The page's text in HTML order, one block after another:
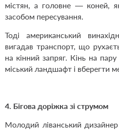
містян, а головне — коней,
засобом пересування.
Тоді американський
вигадав транспорт, що
на кінний запряг. Кінь на
міський ландшафт і вберегти
4. Бігова доріжка зі струмом
Молодий ліванський